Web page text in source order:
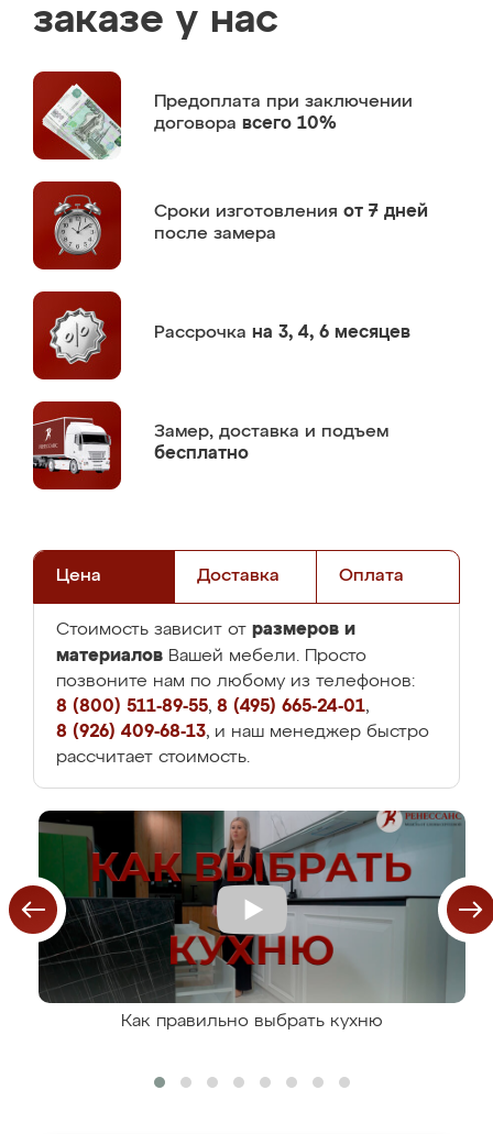
заказе у нас
Предоплата при заключении
договора всего 10%
Сроки изготовления от 7 дней
после замера
Рассрочка на 3, 4, 6 месяцев
Замер, доставка и подъем
бесплатно
Цена Доставка Оплата
Стоимость зависит от размеров и
материалов Вашей мебели. Просто
позвоните нам по любому из телефонов:
8 (800) 511-89-55, 8 (495) 665-24-01,
8 (926) 409-68-13, и наш менеджер быстро
рассчитает стоимость.
Как правильно выбрать кухню